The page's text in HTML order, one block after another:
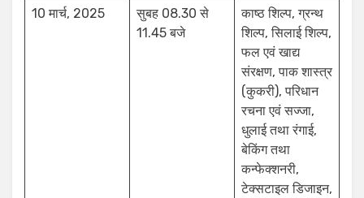
10 मार्च, 2025
सुबह 08.30 से
11.45 बजे
काष्ठ शिल्प, ग्रन्थ
शिल्प, सिलाई शिल्प,
फल एवं खाद्य
संरक्षण, पाक शास्त्र
(कुकरी), परिधान
रचना एवं सज्जा,
धुलाई तथा रंगाई,
बेकिंग तथा
कन्फेक्शनरी,
टेक्सटाइल डिजाइन,